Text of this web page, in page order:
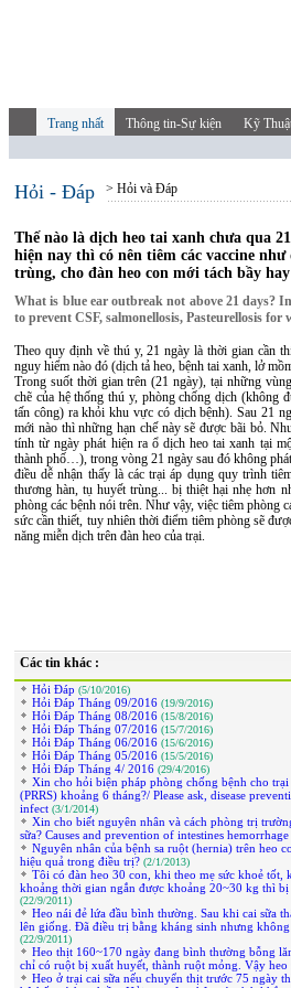
Trang nhất Thông tin-Sự kiện Kỹ
Hỏi - Đáp > Hỏi và Đáp
Thế nào là dịch heo tai xanh chưa qua
hiện nay thì có nên tiêm các vaccine
trùng, cho đàn heo con mới tách bầy
What is blue ear outbreak not above 21 days?
to prevent CSF, salmonellosis, Pasteurellosis for
Theo quy định về thú y, 21 ngày là thời gian cần
nguy hiểm nào đó (dịch tả heo, bệnh tai xanh, lở
Trong suốt thời gian trên (21 ngày), tại những
chẽ của hệ thống thú y, phòng chống dịch
tấn công) ra khỏi khu vực có dịch bệnh). Sau 21
mới nào thì những hạn chế này sẽ được bãi bỏ.
tính từ ngày phát hiện ra ổ dịch heo tai xanh tại
thành phố…), trong vòng 21 ngày sau đó không
điều dễ nhận thấy là các trại áp dụng quy trình
thương hàn, tụ huyết trùng... bị thiệt hại nhẹ hơn
phòng các bệnh nói trên. Như vậy, việc tiêm phòng
sức cần thiết, tuy nhiên thời điểm tiêm phòng sẽ
năng miễn dịch trên đàn heo của trại.
Các tin khác :
Hỏi Đáp (5/10/2016)
Hỏi Đáp Tháng 09/2016 (19/9/2016)
Hỏi Đáp Tháng 08/2016 (15/8/2016)
Hỏi Đáp Tháng 07/2016 (15/7/2016)
Hỏi Đáp Tháng 06/2016 (15/6/2016)
Hỏi Đáp Tháng 05/2016 (15/5/2016)
Hỏi Đáp Tháng 4/ 2016 (29/4/2016)
Xin cho hỏi biện pháp phòng chống bệnh cho
(PRRS) khoảng 6 tháng?/ Please ask, disease
infect (3/1/2014)
Xin cho biết nguyên nhân và cách phòng trị
sữa? Causes and prevention of intestines
Nguyên nhân của bệnh sa ruột (hernia) trên heo
hiệu quả trong điều trị? (2/1/2013)
Tôi có đàn heo 30 con, khi theo mẹ sức khoẻ
khoảng thời gian ngắn được khoảng 20~30 kg thì
(22/9/2011)
Heo nái đẻ lứa đầu bình thường. Sau khi cai sữa
lên giống. Đã điều trị bằng kháng sinh nhưng
(22/9/2011)
Heo thịt 160~170 ngày đang bình thường bỗng
chỉ có ruột bị xuất huyết, thành ruột mỏng. Vậy heo
Heo ở trại cai sữa nếu chuyển thịt trước 75 ngày